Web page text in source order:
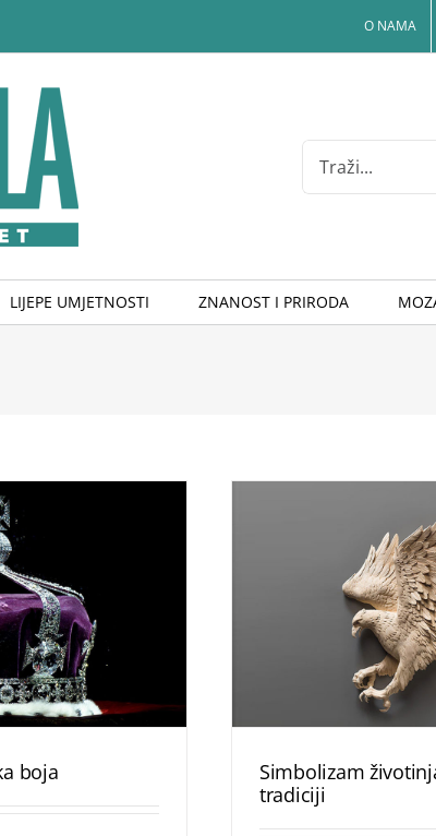
O NAMA
Search
for:
LIJEPE UMJETNOSTI ZNANOST I PRIRODA
boja
Simbolizam
tradiciji